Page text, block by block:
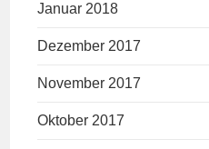
Januar 2018
Dezember 2017
November 2017
Oktober 2017